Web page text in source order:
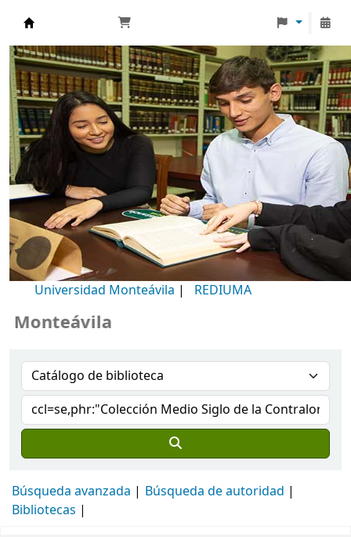
Biblioteca Universidad Monteávila
Universidad Monteávila | REDIUMA
Búsqueda avanzada
Búsqueda de autoridad
Bibliotecas